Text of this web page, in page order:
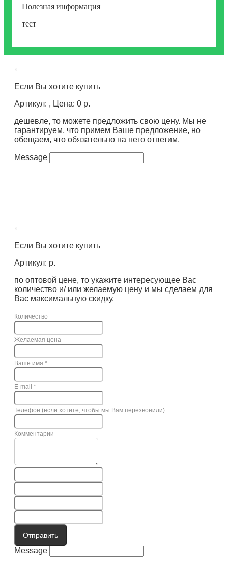
Полезная информация
тест
×
Если Вы хотите купить
Артикул: , Цена: 0 р.
дешевле, то можете предложить свою цену. Мы не
гарантируем, что примем Ваше предложение, но
обещаем, что обязательно на него ответим.
Message
×
Если Вы хотите купить
Артикул: р.
по оптовой цене, то укажите интересующее Вас
количество и/ или желаемую цену и мы сделаем для
Вас максимальную скидку.
Количество
Желаемая цена
Ваше имя *
E-mail *
Телефон (если хотите, чтобы мы Вам перезвонили)
Комментарии
Отправить
Message